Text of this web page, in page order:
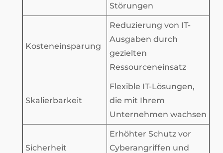
Störungen
Kosteneinsparung
Reduzierung von IT-
Ausgaben durch
gezielten
Ressourceneinsatz
Skalierbarkeit
Flexible IT-Lösungen,
die mit Ihrem
Unternehmen wachsen
Sicherheit
Erhöhter Schutz vor
Cyberangriffen und